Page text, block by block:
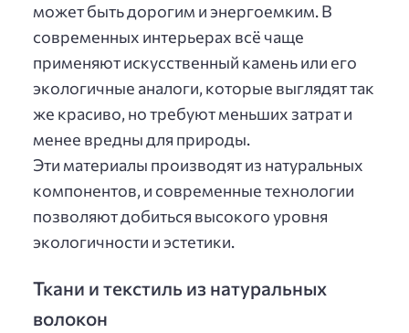
может быть дорогим и энергоемким. В
современных интерьерах всё чаще
применяют искусственный камень или его
экологичные аналоги, которые выглядят так
же красиво, но требуют меньших затрат и
менее вредны для природы.
Эти материалы производят из натуральных
компонентов, и современные технологии
позволяют добиться высокого уровня
экологичности и эстетики.
Ткани и текстиль из натуральных
волокон